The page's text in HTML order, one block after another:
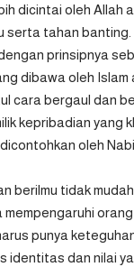
dicintai oleh Allah
serta tahan
prinsipnya
dibawa oleh Islam
cara bergaul dan
kepribadian yang
oleh Nabi
berilmu tidak
punya
identitas dan nilai